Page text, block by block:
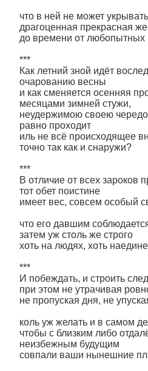
что в ней не может
драгоценная прекрасная
до времени от любопытных
***
Как летний зной идёт вослед
очарованию весны
и как сменяется осенняя
месяцами зимней стужи,
неудержимою своею
равно проходит
иль не всё происходящее
точно так как и снаружи?
***
В отличие от всех зароков
тот обет поистине
имеет вес, совсем особый
что его давшим
затем уж столь же строго
хоть на людях, хоть
***
И побеждать, и строить
при этом не утрачивая
не пропуская дня, не
коль уж желать и в самом
чтобы с близким либо
неизбежным будущим
совпали ваши нынешние